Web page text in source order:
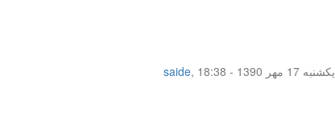
saide,
یکشنبه 17 مهر 1390 - 18:38